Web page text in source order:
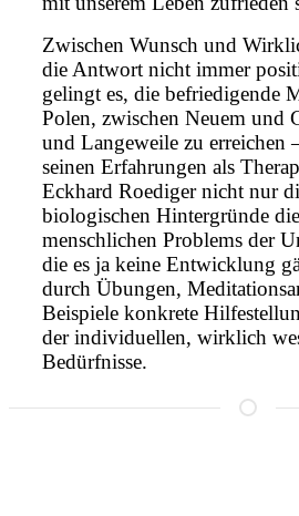
Zwischen Wunsch und
die Antwort nicht immer
gelingt es, die befriedigende
Polen, zwischen Neuem und
und Langeweile zu erreichen
seinen Erfahrungen als
Eckhard Roediger nicht nur
biologischen Hintergründe
menschlichen Problems der
die es ja keine Entwicklung
durch Übungen,
Beispiele konkrete
der individuellen, wirklich
Bedürfnisse.